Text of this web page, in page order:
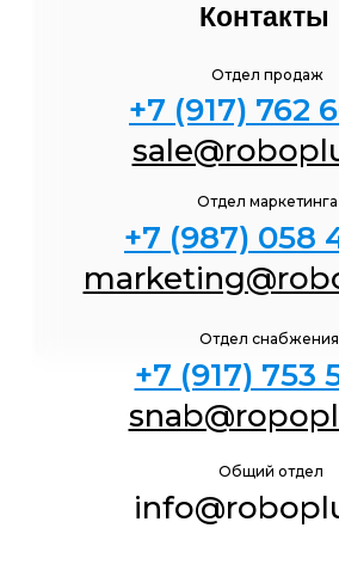
+7 (917) 762
+7 (987) 058
+7 (917) 753
Контакты
Отдел маркетинга
Общий отдел
Отдел снабжения
Отдел продаж